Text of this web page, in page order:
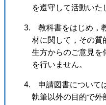
を遵守して活動いた
3. 教科書をはじめ，
材に関して，その質
生方からのご意見を
を行いません。
4. 申請図書について
執筆以外の目的で外